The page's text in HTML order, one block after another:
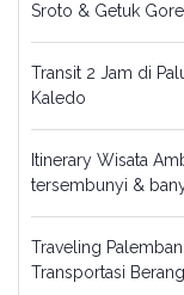
Sroto & Getuk
Transit 2 Jam di
Kaledo
Itinerary Wisata
tersembunyi &
Traveling
Transportasi